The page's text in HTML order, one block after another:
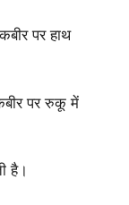
पर हाथ
पर रुकू में
है।